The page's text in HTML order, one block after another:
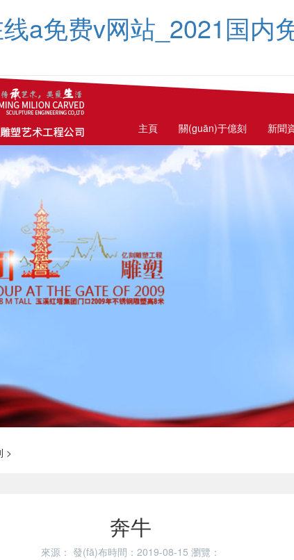
a免费v网站_2021国内
主頁 關(guān)于億刻 新聞
>
奔牛
來源： 發(fā)布時間：2019-08-15 瀏覽：